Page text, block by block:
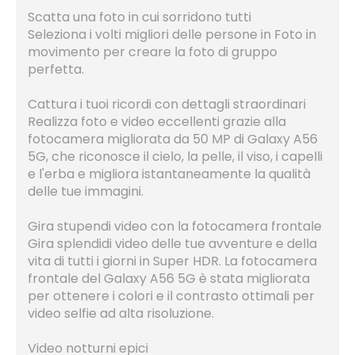
Scatta una foto in cui sorridono tutti
Seleziona i volti migliori delle persone in Foto in
movimento per creare la foto di gruppo
perfetta.
Cattura i tuoi ricordi con dettagli straordinari
Realizza foto e video eccellenti grazie alla
fotocamera migliorata da 50 MP di Galaxy A56
5G, che riconosce il cielo, la pelle, il viso, i capelli
e l'erba e migliora istantaneamente la qualità
delle tue immagini.
Gira stupendi video con la fotocamera frontale
Gira splendidi video delle tue avventure e della
vita di tutti i giorni in Super HDR. La fotocamera
frontale del Galaxy A56 5G è stata migliorata
per ottenere i colori e il contrasto ottimali per
video selfie ad alta risoluzione.
Video notturni epici